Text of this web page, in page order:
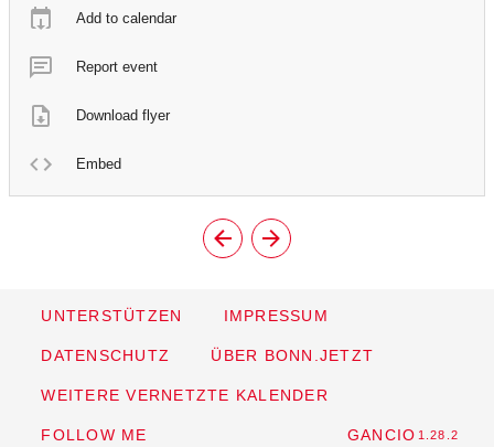
Add to calendar
Report event
Download flyer
Embed
UNTERSTÜTZEN IMPRESSUM
DATENSCHUTZ ÜBER BONN.JETZT
WEITERE VERNETZTE KALENDER
FOLLOW ME GANCIO 1.28.2